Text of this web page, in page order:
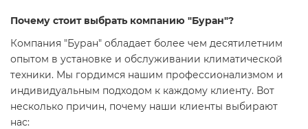
Почему стоит выбрать компанию "Буран"?
Компания "Буран" обладает более чем десятилетним
опытом в установке и обслуживании климатической
техники. Мы гордимся нашим профессионализмом и
индивидуальным подходом к каждому клиенту. Вот
несколько причин, почему наши клиенты выбирают
нас: